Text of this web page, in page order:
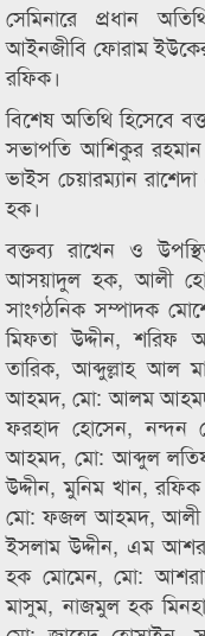
সেমিনারে প্রধান
আইনজীবি ফোরাম ইউকের
রফিক।
বিশেষ অতিথি হিসেবে
সভাপতি আশিকুর
ভাইস চেয়ারম্যান
হক।
বক্তব্য রাখেন ও
আসয়াদুল হক, আলী
সাংগঠনিক সম্পাদক
মিফতা উদ্দীন, শরিফ
তারিক, আব্দুল্লাহ আল
আহমদ, মো: আলম
ফরহাদ হোসেন,
আহমদ, মো: আব্দুল
উদ্দীন, মুনিম খান,
মো: ফজল আহমদ, আলী
ইসলাম উদ্দীন, এম
হক মোমেন, মো:
মাসুম, নাজমুল হক